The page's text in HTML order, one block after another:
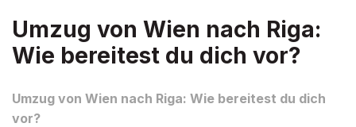
Umzug von Wien nach Riga:
Wie bereitest du dich vor?
Umzug von Wien nach Riga: Wie bereitest du dich
vor?